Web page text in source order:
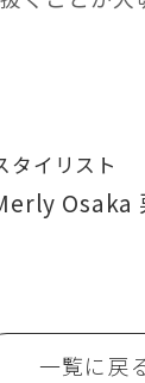
タイリスト
Osaka
一覧に戻